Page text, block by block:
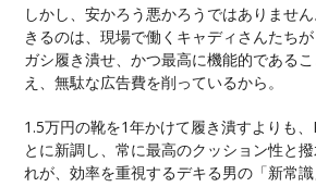
しかし、安かろう悪かろうではありませ
きるのは、現場で働くキャディさんたち
ガシ履き潰せ、かつ最高に機能的である
え、無駄な広告費を削っているから。
1.5万円の靴を1年かけて履き潰すよりも
とに新調し、常に最高のクッション性と
れが、効率を重視するデキる男の「新常識